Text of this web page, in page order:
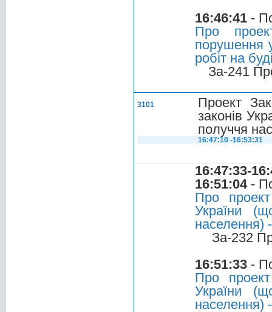
16:46:41 -
Про
порушення
робіт на
За-241
3101
Проект
законів
получчя
16:47:10 -16:53:31
16:47:33-
16:51:04-
Про
України
населення)
За-232
16:51:33 -
Про
України
населення)